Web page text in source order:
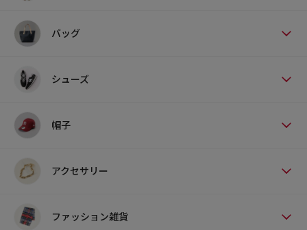
バッグ
シューズ
帽子
アクセサリー
ファッション雑貨